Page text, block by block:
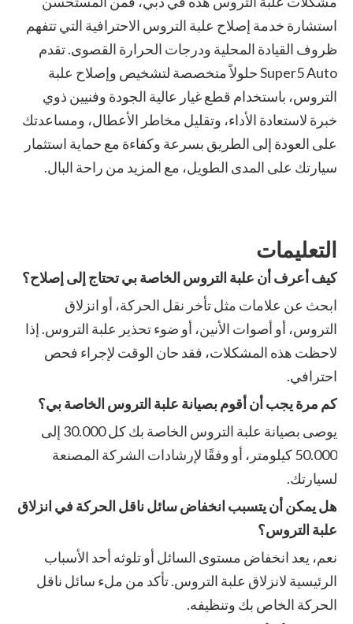
استشارة خدمة إصلاح علبة التروس الاحترافية التي تتفهم
ظروف القيادة المحلية ودرجات الحرارة القصوى. تقدم
Super5 Auto حلولاً متخصصة لتشخيص وإصلاح علبة
التروس، باستخدام قطع غيار عالية الجودة وفنيين ذوي
خبرة لاستعادة الأداء، وتقليل مخاطر الأعطال، ومساعدتك
على العودة إلى الطريق بسرعة وكفاءة مع حماية استثمار
سيارتك على المدى الطويل، مع المزيد من راحة البال.
التعليمات
كيف أعرف أن علبة التروس الخاصة بي تحتاج إلى إصلاح؟
ابحث عن علامات مثل تأخر نقل الحركة، أو انزلاق
التروس، أو أصوات الأنين، أو ضوء تحذير علبة التروس. إذا
لاحظت هذه المشكلات، فقد حان الوقت لإجراء فحص
احترافي.
كم مرة يجب أن أقوم بصيانة علبة التروس الخاصة بي؟
يوصى بصيانة علبة التروس الخاصة بك كل 30.000 إلى
50.000 كيلومتر، أو وفقًا لإرشادات الشركة المصنعة
لسيارتك.
هل يمكن أن يتسبب انخفاض سائل ناقل الحركة في انزلاق
علبة التروس؟
نعم، يعد انخفاض مستوى السائل أو تلوثه أحد الأسباب
الرئيسية لانزلاق علبة التروس. تأكد من ملء سائل ناقل
الحركة الخاص بك وتنظيفه.